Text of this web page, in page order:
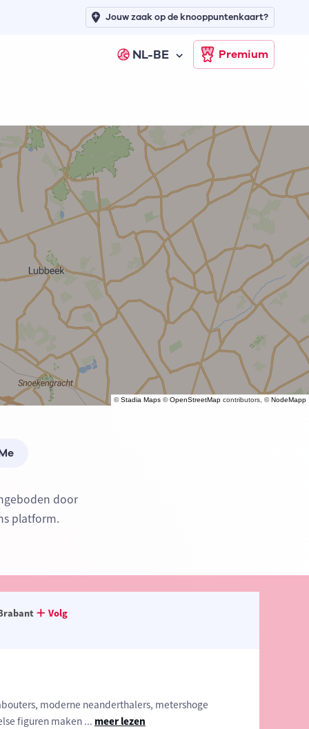
NL-BE Premium
Jouw zaak op de knooppuntenkaart?
©Stadia Maps ©OpenStreetMap contributors, ©NodeMapp
door
platform.
Volg
moderne neanderthalers, metershoge
figuren maken ... meer lezen